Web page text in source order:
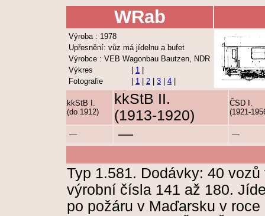
WRab
Výroba : 1978
Upřesnění: vůz má jídelnu a bufet
Výrobce : VEB Wagonbau Bautzen, NDR
Výkres
1
Fotografie
1 2 3 4
kkStB I.
(do 1912)
kkStB II.
(1913-1920)
ČSD I.
(1921-
— — —
Typ 1.581. Dodávky: 40
výrobní čísla 141 až 180.
po požáru v Maďarsku v